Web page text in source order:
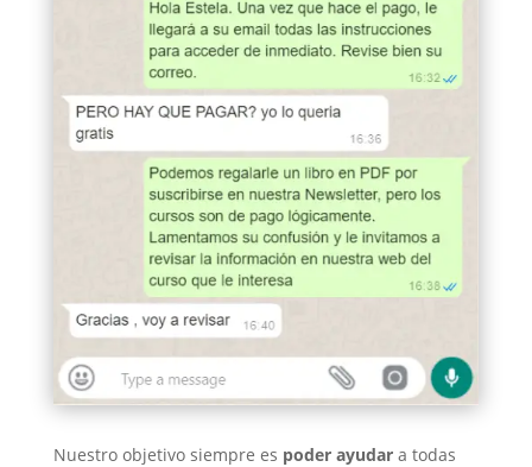
Nuestro objetivo siempre es poder ayudara todas